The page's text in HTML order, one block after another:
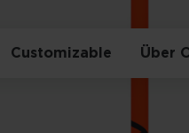
Customizable Über